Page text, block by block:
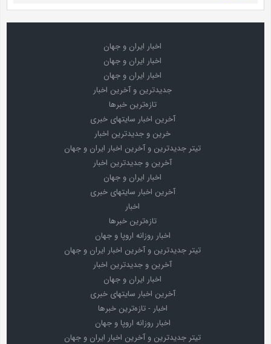
اخبار ایران و جهان
اخبار ایران و جهان
اخبار ایران و جهان
جدیدترین و آخرین اخبار
تازه‌ترین خبرها
آخرین اخبار سایتهای خبری
خرین و جدیدترین اخبار
تیتر جدیدترین و آخرین اخبار ایران و جهان
آخرین و جدیدترین اخبار
اخبار ایران و جهان
آخرین اخبار سایتهای خبری
اخبار
تازه‌ترین خبرها
اخبار روزانه اروپا و جهان
تیتر جدیدترین و آخرین اخبار ایران و جهان
آخرین و جدیدترین اخبار
اخبار ایران و جهان
آخرین اخبار سایتهای خبری
اخبار - تازه‌ترین خبرها
اخبار روزانه اروپا و جهان
تیتر جدیدترین و آخرین اخبار ایران و جهان